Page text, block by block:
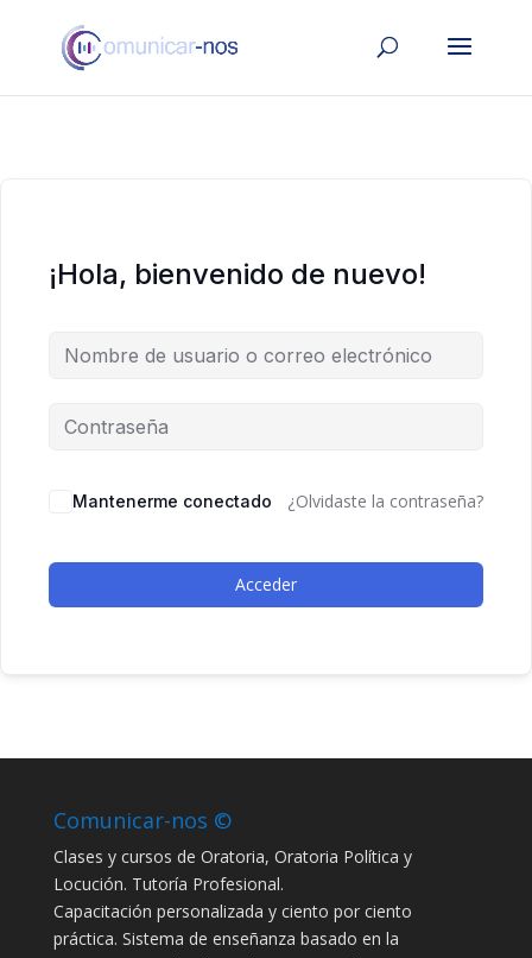
¡Hola, bienvenido de nuevo!
Mantenerme conectado ¿Olvidaste la contraseña?
Acceder
Comunicar-nos ©
Clases y cursos de Oratoria, Oratoria Política y
Locución. Tutoría Profesional.
Capacitación personalizada y ciento por ciento
práctica. Sistema de enseñanza basado en la